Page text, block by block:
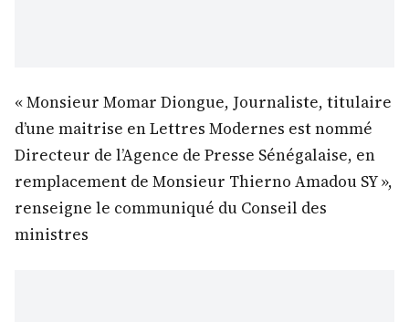
« Monsieur Momar Diongue, Journaliste, titulaire
d’une maitrise en Lettres Modernes est nommé
Directeur de l’Agence de Presse Sénégalaise, en
remplacement de Monsieur Thierno Amadou SY »,
renseigne le communiqué du Conseil des
ministres